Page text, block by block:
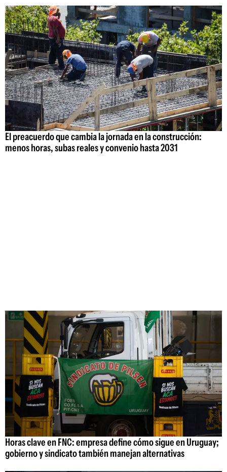
El preacuerdo que cambia la jornada en la construcción:
menos horas, subas reales y convenio hasta 2031
Horas clave en FNC: empresa define cómo sigue en Uruguay;
gobierno y sindicato también manejan alternativas